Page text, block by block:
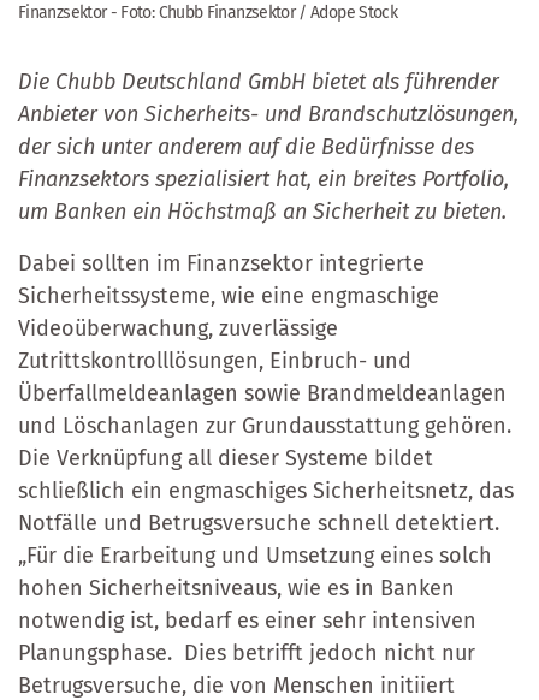
Finanzsektor - Foto: Chubb Finanzsektor / Adope Stock
Die Chubb Deutschland GmbH bietet als führender
Anbieter von Sicherheits- und Brandschutzlösungen,
der sich unter anderem auf die Bedürfnisse des
Finanzsektors spezialisiert hat, ein breites Portfolio,
um Banken ein Höchstmaß an Sicherheit zu bieten.
Dabei sollten im Finanzsektor integrierte
Sicherheitssysteme, wie eine engmaschige
Videoüberwachung, zuverlässige
Zutrittskontrolllösungen, Einbruch- und
Überfallmeldeanlagen sowie Brandmeldeanlagen
und Löschanlagen zur Grundausstattung gehören.
Die Verknüpfung all dieser Systeme bildet
schließlich ein engmaschiges Sicherheitsnetz, das
Notfälle und Betrugsversuche schnell detektiert.
„Für die Erarbeitung und Umsetzung eines solch
hohen Sicherheitsniveaus, wie es in Banken
notwendig ist, bedarf es einer sehr intensiven
Planungsphase. Dies betrifft jedoch nicht nur
Betrugsversuche, die von Menschen initiiert